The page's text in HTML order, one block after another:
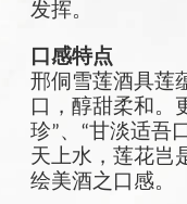
发挥。
口感特点
邢侗雪莲酒具莲
口，醇甜柔和。
珍”、 “甘淡适吾
天上水，莲花岂
绘美酒之口感。